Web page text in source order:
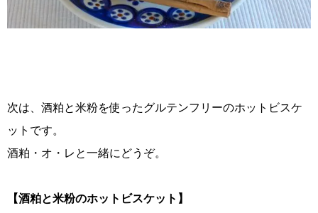
次は、酒粕と米粉を使ったグルテンフリーのホットビスケ
ットです。
酒粕・オ・レと一緒にどうぞ。
【酒粕と米粉のホットビスケット】